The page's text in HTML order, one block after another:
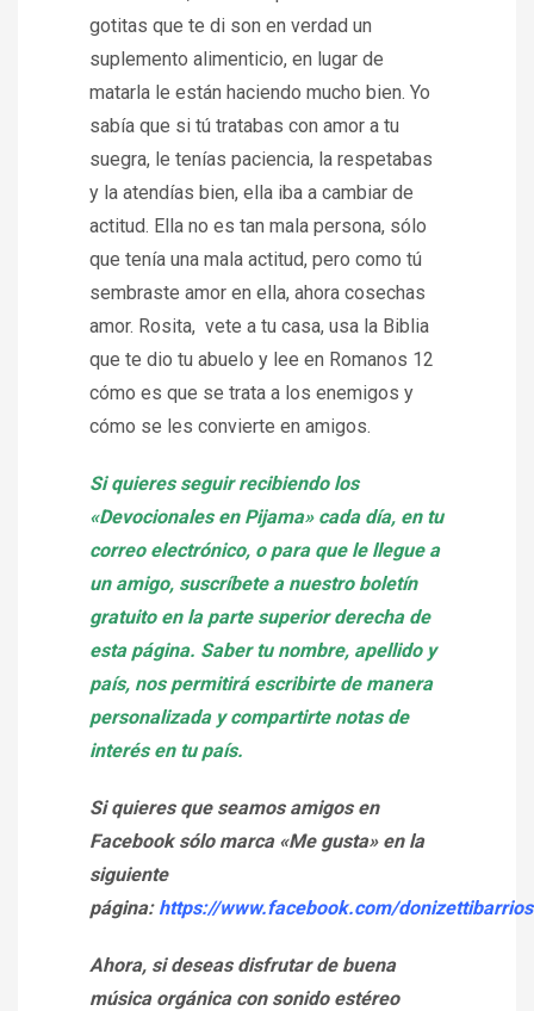
gotitas que te di son en verdad un
suplemento alimenticio, en lugar de
matarla le están haciendo mucho bien. Yo
sabía que si tú tratabas con amor a tu
suegra, le tenías paciencia, la respetabas
y la atendías bien, ella iba a cambiar de
actitud. Ella no es tan mala persona, sólo
que tenía una mala actitud, pero como tú
sembraste amor en ella, ahora cosechas
amor. Rosita, vete a tu casa, usa la Biblia
que te dio tu abuelo y lee en Romanos 12
cómo es que se trata a los enemigos y
cómo se les convierte en amigos.
Si quieres seguir recibiendo los
«Devocionales en Pijama» cada día, en tu
correo electrónico, o para que le llegue a
un amigo, suscríbete a nuestro boletín
gratuito en la parte superior derecha de
esta página. Saber tu nombre, apellido y
país, nos permitirá escribirte de manera
personalizada y compartirte notas de
interés en tu país.
Si quieres que seamos amigos en
Facebook sólo marca «Me gusta» en la
siguiente
página: https://www.facebook.com/donizettibarrios
Ahora, si deseas disfrutar de buena
música orgánica con sonido estéreo